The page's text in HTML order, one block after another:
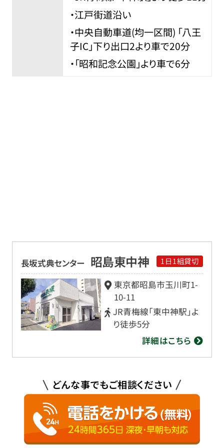
・江戸街道沿い
・中央自動車道(均一区間) 「八王
子IC」下り出口2より車で20分
・「昭和記念公園」より車で6分
長坂式典センター 昭島東中神 1日1組貸切
東京都昭島市玉川町1-
10-11
JR青梅線「東中神駅」よ
り徒歩5分
詳細はこちら
どんな事でもご相談ください